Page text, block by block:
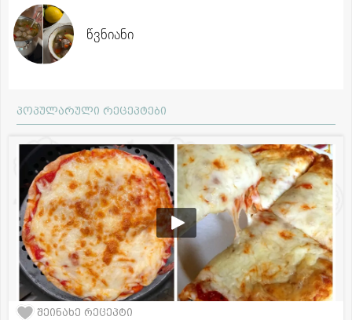
წვნიანი
პოპულარული რეცეპტები
შეინახე რეცეპტი